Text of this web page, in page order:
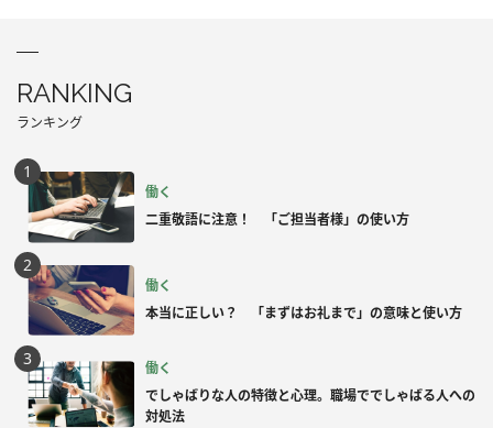
RANKING
ランキング
働く
二重敬語に注意！ 「ご担当者様」の使い方
働く
本当に正しい？ 「まずはお礼まで」の意味と使い方
働く
でしゃばりな人の特徴と心理。職場ででしゃばる人への
対処法